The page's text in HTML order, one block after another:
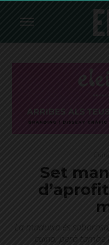
Set
La maduixa és
cuina, però